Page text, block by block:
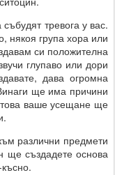
тревога у вас.
някоя група хора или
си положителна
глупаво или дори
дава огромна
ще има причини
това ваше усещане ще
различни предмети
ще създадете основа